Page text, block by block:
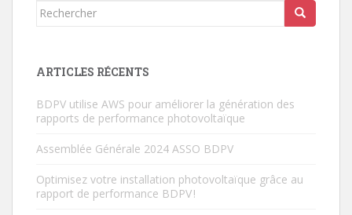
Rechercher...
ARTICLES RÉCENTS
BDPV utilise AWS pour améliorer la génération des
rapports de performance photovoltaïque
Assemblée Générale 2024 ASSO BDPV
Optimisez votre installation photovoltaïque grâce au
rapport de performance BDPV !